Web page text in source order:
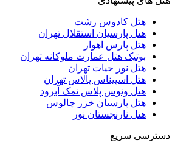
هتل کادوس رشت
هتل پارسیان استقلال تهران
هتل پارس اهواز
بوتیک هتل عمارت ملوکانه تهران
هتل نور حیات تهران
هتل اسپیناس پالاس تهران
هتل ونوس پلاس نمک آبرود
هتل پارسیان خزر چالوس
هتل نارنجستان نور
دسترسی سریع